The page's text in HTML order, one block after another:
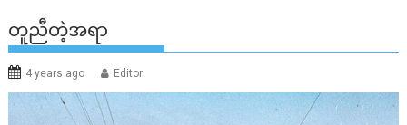
တူညီတဲ့အရာ
4 years ago Editor